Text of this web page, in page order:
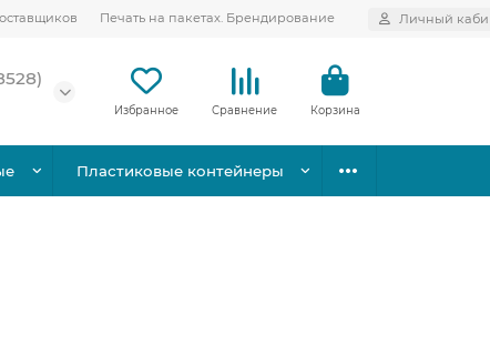
Печать на пакетах. Брендирование Личный
Избранное Сравнение Корзина
Пластиковые контейнеры